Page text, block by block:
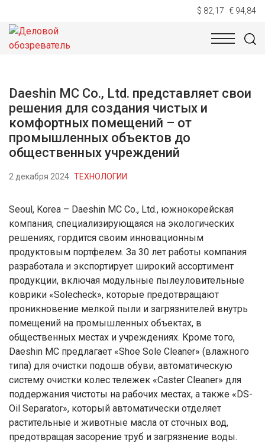
$ 82,17 € 94,84
НОВОСТИ
Daeshin MC Co., Ltd. представляет свои
решения для создания чистых и
комфортных помещений – от
промышленных объектов до
общественных учреждений
2 декабря 2024 ТЕХНОЛОГИИ
Seoul, Korea – Daeshin MC Co., Ltd., южнокорейская
компания, специализирующаяся на экологических
решениях, гордится своим инновационным
продуктовым портфелем. За 30 лет работы компания
разработала и экспортирует широкий ассортимент
продукции, включая модульные пылеуловительные
коврики «Solecheck», которые предотвращают
проникновение мелкой пыли и загрязнителей внутрь
помещений на промышленных объектах, в
общественных местах и учреждениях. Кроме того,
Daeshin MC предлагает «Shoe Sole Cleaner» (влажного
типа) для очистки подошв обуви, автоматическую
систему очистки колес тележек «Caster Cleaner» для
поддержания чистоты на рабочих местах, а также «DS-
Oil Separator», который автоматически отделяет
растительные и животные масла от сточных вод,
предотвращая засорение труб и загрязнение воды.